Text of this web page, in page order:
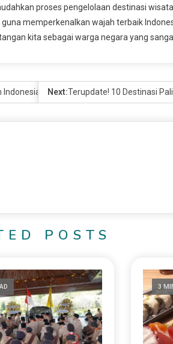
proses pengelolaan destinasi
memperkenalkan wajah terbaik
kita sebagai warga negara yang
Indonesia di 2026
Next:Terupdate! 10 Destinasi
POSTS
3